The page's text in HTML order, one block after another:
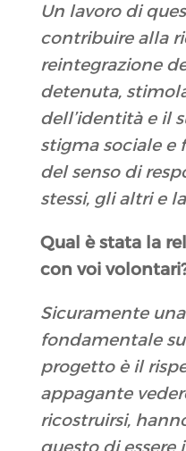
Un lavoro di
contribuire alla
reintegrazione
detenuta,
dell’identità e il
stigma sociale e
del senso di
stessi, gli altri e
Qual è stata la
con voi volontari
Sicuramente
fondamentale
progetto è il
appagante
ricostruirsi,